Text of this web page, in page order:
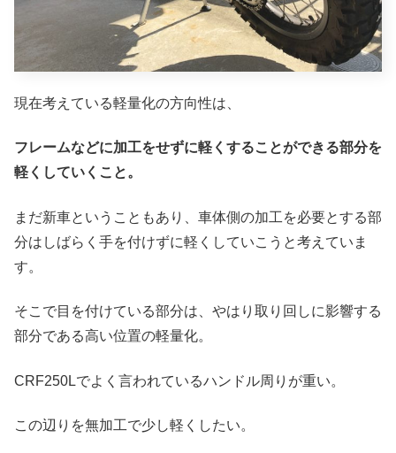
現在考えている軽量化の方向性は、
フレームなどに加工をせずに軽くすることができる部分を
軽くしていくこと。
まだ新車ということもあり、車体側の加工を必要とする部
分はしばらく手を付けずに軽くしていこうと考えていま
す。
そこで目を付けている部分は、やはり取り回しに影響する
部分である高い位置の軽量化。
CRF250Lでよく言われているハンドル周りが重い。
この辺りを無加工で少し軽くしたい。